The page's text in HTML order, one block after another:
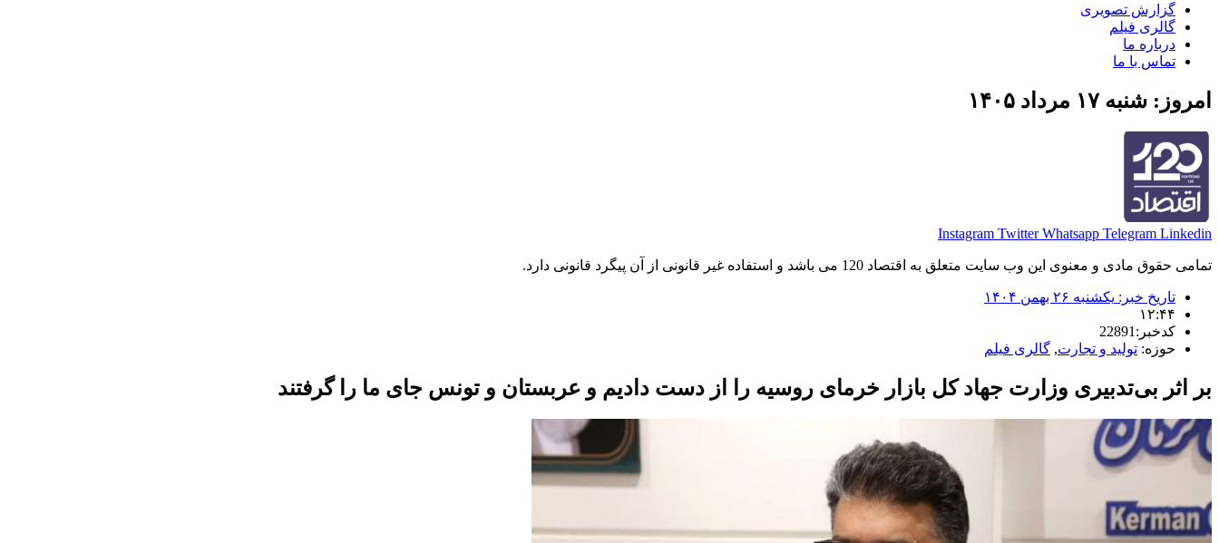
گزارش تصویری
گالری فیلم
درباره ما
تماس با ما
امروز: شنبه ۱۷ مرداد ۱۴۰۵
Instagram Twitter Whatsapp Telegram Linkedin
تمامی حقوق مادی و معنوی این وب سایت متعلق به اقتصاد 120 می باشد و استفاده غیر قانونی از آن پیگرد قانونی دارد.
تاریخ خبر: یکشنبه ۲۶ بهمن ۱۴۰۴
۱۲:۴۴
کدخبر:22891
حوزه: تولید و تجارت, گالری فیلم
بر اثر بی‌تدبیری وزارت جهاد کل بازار خرمای روسیه را از دست دادیم و عربستان و تونس جای ما را گرفتند